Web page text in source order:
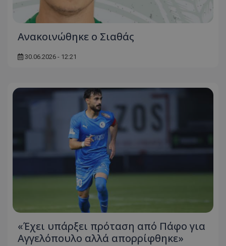
Ανακοινώθηκε ο Σιαθάς
30.06.2026 - 12:21
«Έχει υπάρξει πρόταση από Πάφο για
Αγγελόπουλο αλλά απορρίφθηκε»